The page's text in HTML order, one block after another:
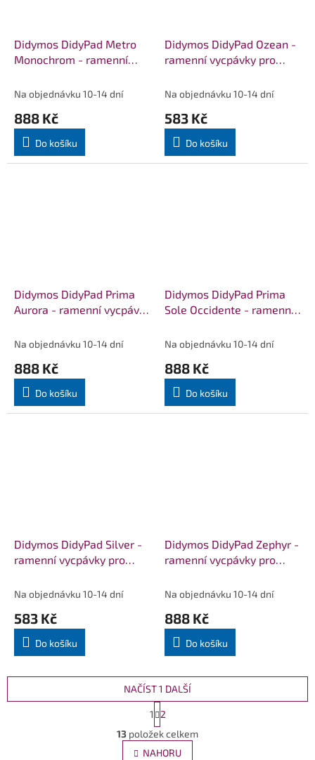
Didymos DidyPad Metro
Monochrom - ramenní
DIDYMOS
Na objednávku 10-14 dní
888 Kč
Do košíku
Didymos DidyPad Ozean -
ramenní vycpávky pro
Na objednávku 10-14 dní
583 Kč
Do košíku
Didymos DidyPad Prima
Aurora - ramenní vycpávky
Na objednávku 10-14 dní
888 Kč
Do košíku
Didymos DidyPad Prima
Sole Occidente - ramenní
DIDYMOS
Na objednávku 10-14 dní
888 Kč
Do košíku
Didymos DidyPad Silver -
ramenní vycpávky pro
Na objednávku 10-14 dní
583 Kč
Do košíku
Didymos DidyPad Zephyr -
ramenní vycpávky pro
Na objednávku 10-14 dní
888 Kč
Do košíku
O
v
l
NAČÍST 1 DALŠÍ
S
t
r
á
n
1
2
13 položek celkem
NAHORU